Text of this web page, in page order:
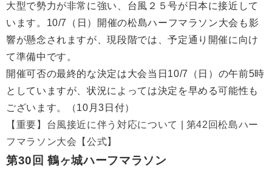
大型で勢力が非常に強い、台風２５号が日本に接近して
います。10/7（日）開催の松島ハーフマラソン大会も影
響が懸念されますが、現段階では、予定通り開催に向け
て準備中です。
開催可否の最終的な決定は大会当日10/7（日）の午前5時
としていますが、状況によっては決定を早める可能性も
ございます。（10月3日付）
【重要】台風接近に伴う対応について | 第42回松島ハー
フマラソン大会【公式】
第30回 鶴ヶ城ハーフマラソン